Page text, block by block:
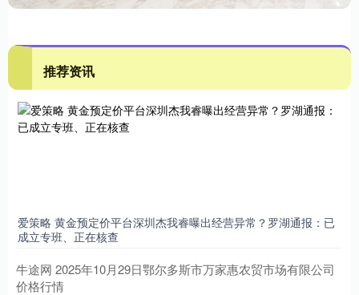
推荐资讯
爱策略 黄金预定价平台深圳杰我睿曝出经营异常？罗湖通报：已
成立专班、正在核查
牛途网 2025年10月29日鄂尔多斯市万家惠农贸市场有限公司
价格行情